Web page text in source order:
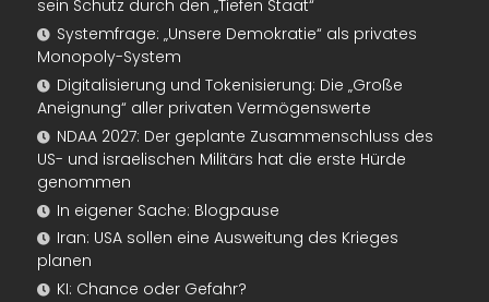
sein Schutz durch den „Tiefen Staat“
Systemfrage: „Unsere Demokratie“ als privates
Monopoly-System
Digitalisierung und Tokenisierung: Die „Große
Aneignung“ aller privaten Vermögenswerte
NDAA 2027: Der geplante Zusammenschluss des
US- und israelischen Militärs hat die erste Hürde
genommen
In eigener Sache: Blogpause
Iran: USA sollen eine Ausweitung des Krieges
planen
KI: Chance oder Gefahr?